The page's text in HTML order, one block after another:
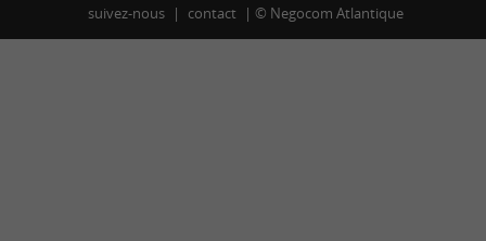
suivez-nous
contact © Negocom Atlantique